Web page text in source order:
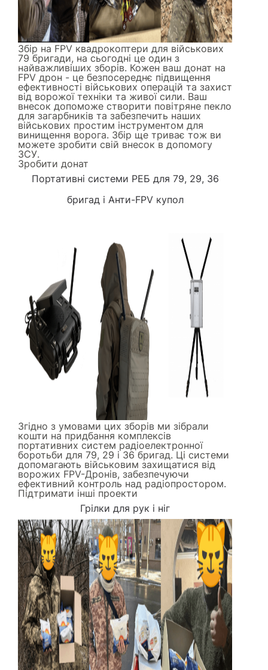
Збір на FPV квадрокоптери для військових
79 бригади, на сьогодні це один з
найважливіших зборів. Кожен ваш донат на
FPV дрон - це безпосереднє підвищення
ефективності військових операцій та захист
від ворожої техніки та живої сили. Ваш
внесок допоможе створити повітряне пекло
для загарбників та забезпечить наших
військових простим інструментом для
винищення ворога. Збір ще триває тож ви
можете зробити свій внесок в допомогу
ЗСУ.
Зробити донат
Портативні системи РЕБ для 79, 29, 36
бригад і Анти-FPV купол
Згідно з умовами цих зборів ми зібрали
кошти на придбання комплексів
портативних систем радіоелектронної
боротьби для 79, 29 і 36 бригад. Ці системи
допомагають військовим захищатися від
ворожих FPV-Дронів, забезпечуючи
ефективний контроль над радіопростором.
Підтримати інші проекти
Грілки для рук і ніг